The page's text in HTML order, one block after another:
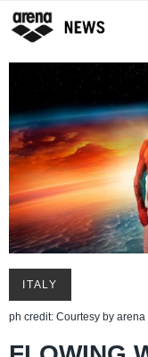
ITALY
ph credit: Courtesy by arena